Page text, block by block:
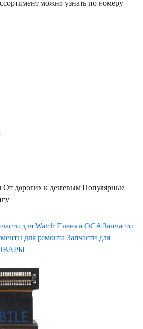
можно узнать по номеру
От дорогих к дешевым Популярные
для Watch Пленки OCA Запчасти
для ремонта Запчасти для